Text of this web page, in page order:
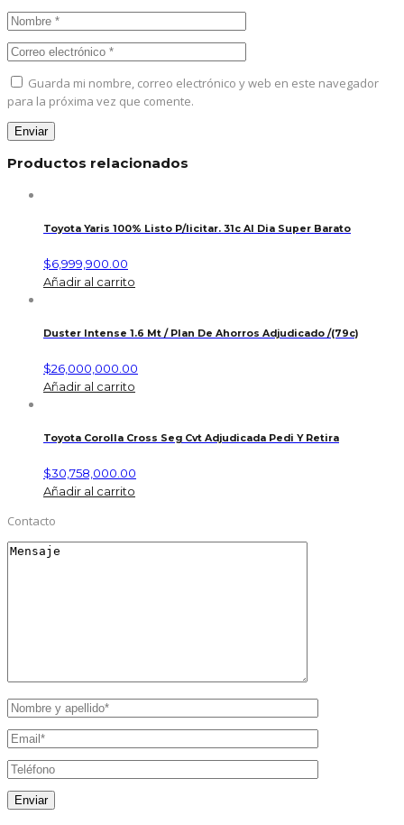
Guarda mi nombre, correo electrónico y web en este navegador
para la próxima vez que comente.
Productos relacionados
Toyota Yaris 100% Listo P/licitar. 31c Al Dia Super Barato
$6,999,900.00
Añadir al carrito
Duster Intense 1.6 Mt / Plan De Ahorros Adjudicado /(79c)
$26,000,000.00
Añadir al carrito
Toyota Corolla Cross Seg Cvt Adjudicada Pedi Y Retira
$30,758,000.00
Añadir al carrito
Contacto